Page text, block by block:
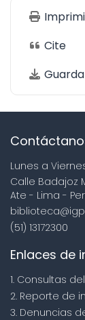
Cite
Lunes a
Calle Badajoz
Ate - Lima -
(51) 13172300
Enlaces de
1. Consultas
2. Reporte de
3. Denuncias